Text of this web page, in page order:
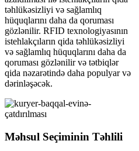
təhlükəsizliyi və sağlamlıq
hüquqlarını daha da qoruması
gözlənilir. RFID texnologiyasının
istehlakçıların qida təhlükəsizliyi
və sağlamlıq hüquqlarını daha da
qoruması gözlənilir və tətbiqlər
qida nəzarətində daha populyar və
dərinləşəcək.
Məhsul Seçiminin Təhlili